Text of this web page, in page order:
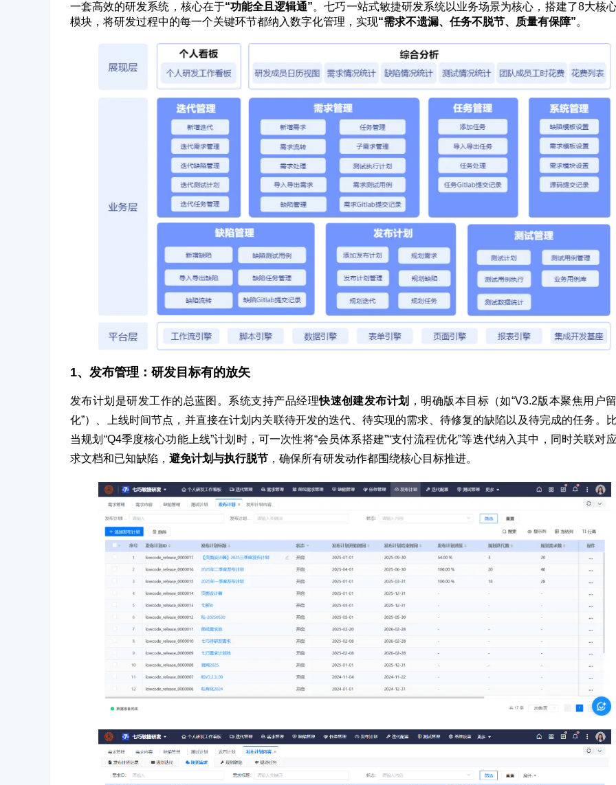
一套高效的研发系统，核心在于“功能全且逻辑通”。七巧一站式敏捷研发系统以业务场景为核心，搭建了8大核
模块，将研发过程中的每一个关键环节都纳入数字化管理，实现“需求不遗漏、任务不脱节、质量有保障”。
1、发布管理：研发目标有的放矢
发布计划是研发工作的总蓝图。系统支持产品经理快速创建发布计划
，明确版本目标（如“V3.2版本聚焦用户
化”）、上线时间节点，并直接在计划内关联待开发的迭代、待实现的需求、待修复的缺陷以及待完成的任务。
当规划“Q4季度核心功能上线”计划时，可一次性将“会员体系搭建”“支付流程优化”等迭代纳入其中，同时关联对
求文档和已知缺陷， 避免计划与执行脱节 ，确保所有研发动作都围绕核心目标推进。